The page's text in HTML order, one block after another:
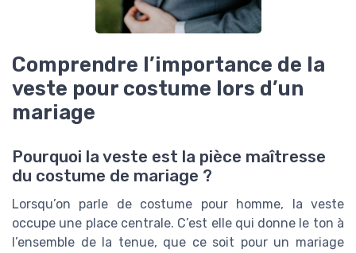
Comprendre l’importance de la
veste pour costume lors d’un
mariage
Pourquoi la veste est la pièce maîtresse
du costume de mariage ?
Lorsqu’on parle de costume pour homme, la veste
occupe une place centrale. C’est elle qui donne le ton à
l’ensemble de la tenue, que ce soit pour un mariage